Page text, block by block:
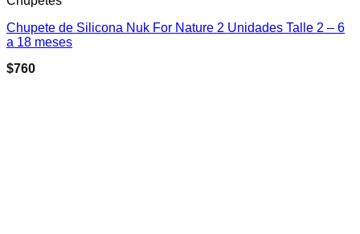
Chupete de Silicona Nuk For Nature 2 Unidades Talle 2 – 6
a 18 meses
$760